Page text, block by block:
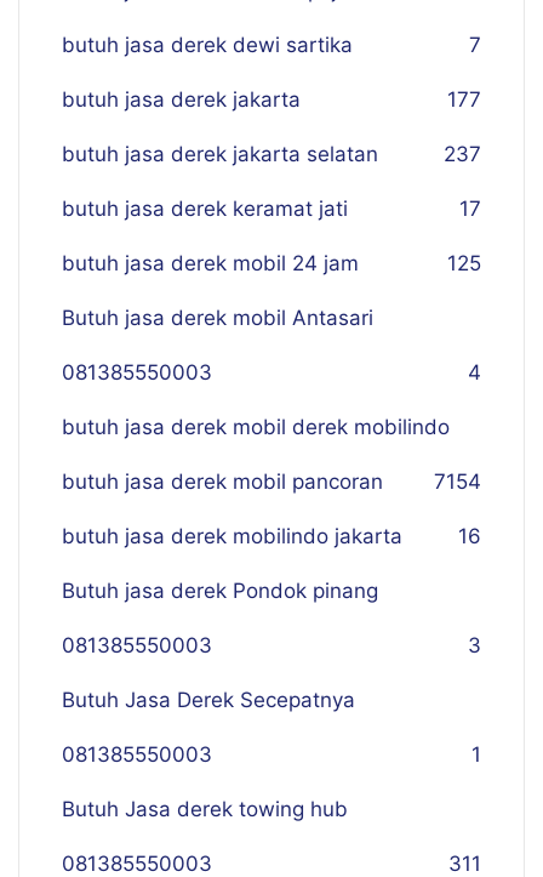
butuh jasa derek dewi sartika 7
butuh jasa derek jakarta 177
butuh jasa derek jakarta selatan 237
butuh jasa derek keramat jati 17
butuh jasa derek mobil 24 jam 125
Butuh jasa derek mobil Antasari
081385550003 4
butuh jasa derek mobil derek mobilindo
154
butuh jasa derek mobil pancoran 7
butuh jasa derek mobilindo jakarta 16
Butuh jasa derek Pondok pinang
081385550003 3
Butuh Jasa Derek Secepatnya
081385550003 1
Butuh Jasa derek towing hub
081385550003 311